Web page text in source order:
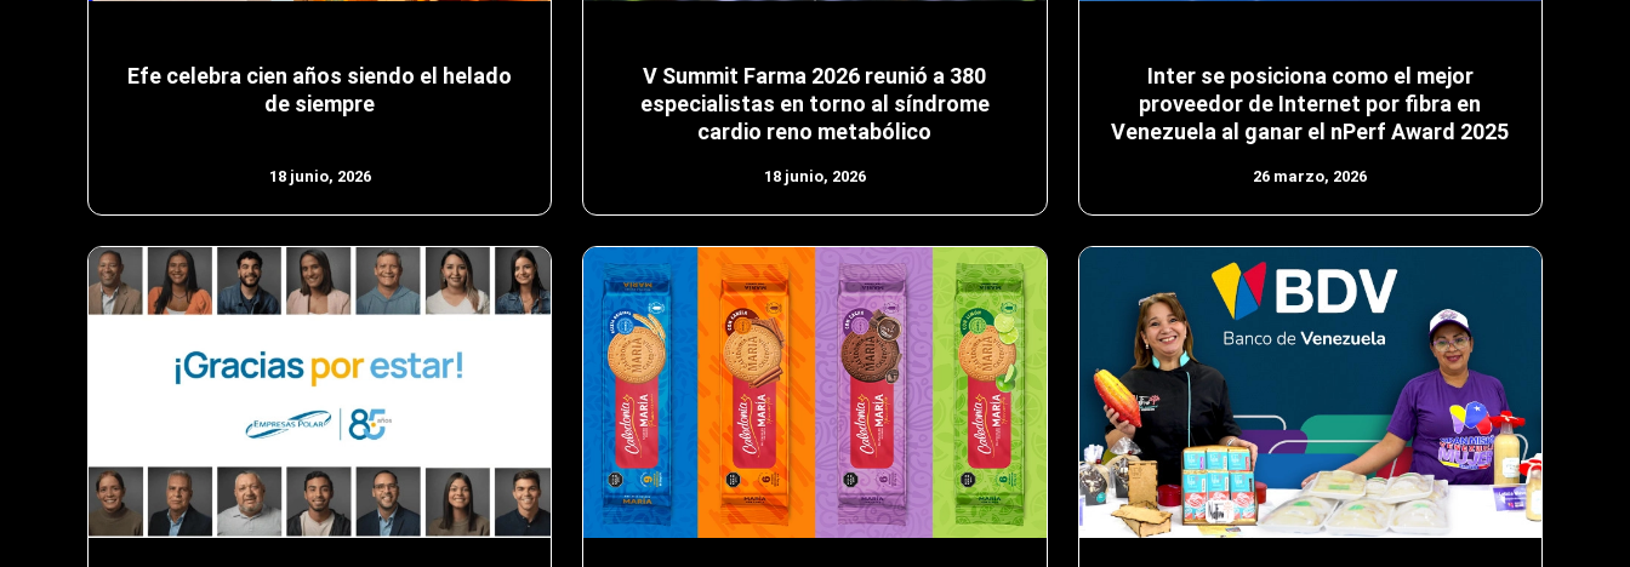
Efe celebra cien años siendo el helado
de siempre
18 junio, 2026
V Summit Farma 2026 reunió a 380
especialistas en torno al síndrome
cardio reno metabólico
18 junio, 2026
Inter se posiciona como el mejor
proveedor de Internet por fibra en
Venezuela al ganar el nPerf Award 2025
26 marzo, 2026